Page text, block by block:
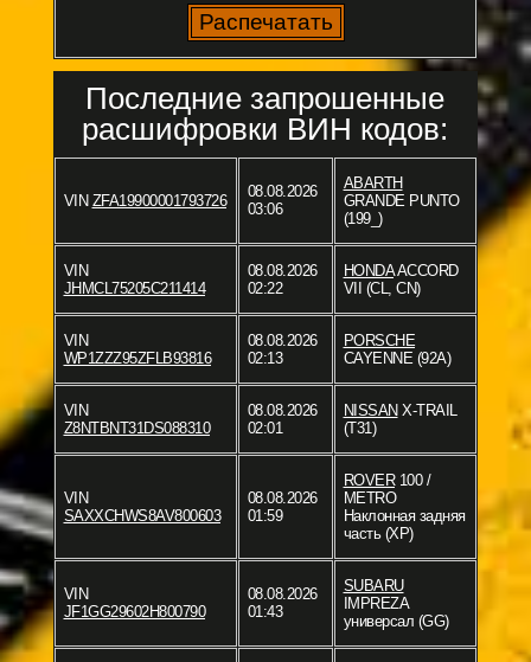
Последние запрошенные
расшифровки ВИН кодов:
VIN ZFA19900001793726
08.08.2026
03:06
ABARTH
GRANDE PUNTO
(199_)
VIN
JHMCL75205C211414
08.08.2026
02:22
HONDAACCORD
VII (CL, CN)
VIN
WP1ZZZ95ZFLB93816
08.08.2026
02:13
PORSCHE
CAYENNE (92A)
VIN
Z8NTBNT31DS088310
08.08.2026
02:01
NISSANX-TRAIL
(T31)
VIN
SAXXCHWS8AV800603
08.08.2026
01:59
ROVER100 /
METRO
Наклонная задняя
часть (XP)
VIN
JF1GG29602H800790
08.08.2026
01:43
SUBARU
IMPREZA
универсал (GG)